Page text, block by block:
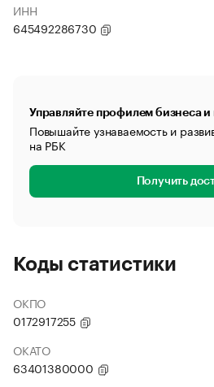
ИНН
645492286730
Управляйте профилем бизнеса и
Повышайте узнаваемость и
на РБК
Получить
Коды статистики
ОКПО
0172917255
ОКАТО
63401380000